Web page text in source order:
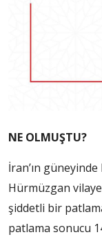
NE OLMUŞTU?
İran’ın
Hürmüzgan
şiddetli bir
patlama sonucu